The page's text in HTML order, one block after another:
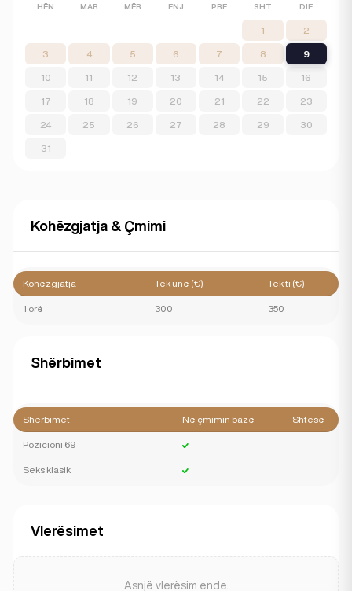
HËN MAR MËR ENJ PRE SHT DIE
1 2
3 4 5 6 7 8 9
10 11 12 13 14 15 16
17 18 19 20 21 22 23
24 25 26 27 28 29 30
31
Kohëzgjatja & Çmimi
Kohëzgjatja Tek unë (€) Tek ti (€)
1 orë 300 350
Shërbimet
Shërbimet Në çmimin bazë Shtesë
Pozicioni 69
Seks klasik
Vlerësimet
Asnjë vlerësim ende.